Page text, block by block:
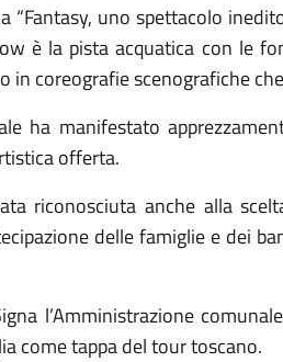
“Fantasy, uno spettacolo
è la pista acquatica con le
in coreografie scenografiche
ha manifestato
offerta.
riconosciuta anche alla
delle famiglie e dei
l’Amministrazione
come tappa del tour toscano.